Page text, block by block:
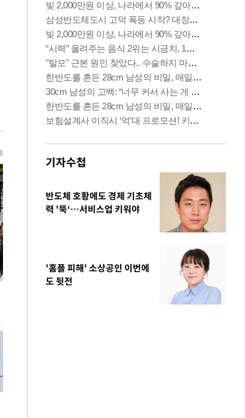
이번주 국회에
기자수첩
반도체 호황에도 경제 기초체
력 '뚝‘…서비스업 키워야
'홈플 피해' 소상공인 이번에
도 뒷전